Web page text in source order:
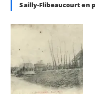
Sailly-Flibeaucourt en